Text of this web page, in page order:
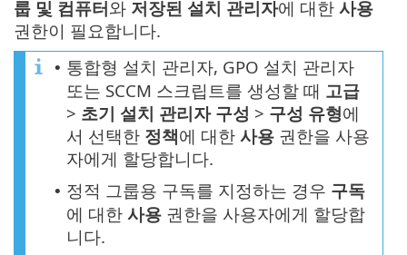
룹 및 컴퓨터와 저장된 설치 관리자에 대한 사용
권한이 필요합니다.
• 통합형 설치 관리자, GPO 설치 관리자
또는 SCCM 스크립트를 생성할 때 고급
> 초기 설치 관리자 구성 > 구성 유형에
서 선택한 정책에 대한 사용 권한을 사용
자에게 할당합니다.
• 정적 그룹용 구독를 지정하는 경우 구독
에 대한 사용 권한을 사용자에게 할당합
니다.